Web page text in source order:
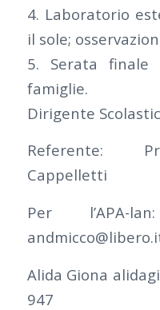
4. Laboratorio
il sole;
5. Serata finale
famiglie.
Dirigente
Referente:
Cappelletti
Per l’APA-
Alida Giona
947